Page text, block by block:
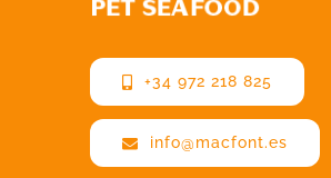
+34 972 218 825
info@macfont.es